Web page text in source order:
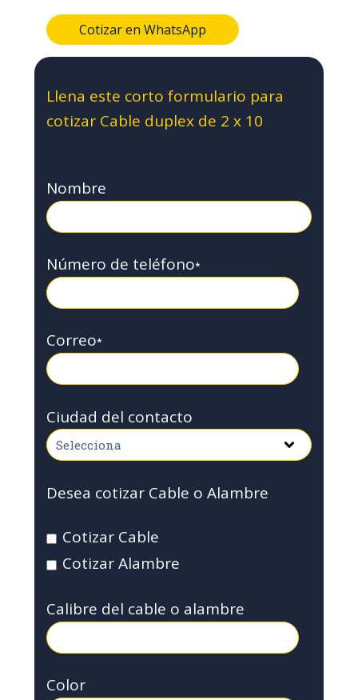
Cotizar en WhatsApp
Llena este corto formulario para
cotizar Cable duplex de 2 x 10
Nombre
Número de teléfono*
Correo*
Ciudad del contacto
Desea cotizar Cable o Alambre
Cotizar Cable
Cotizar Alambre
Calibre del cable o alambre
Color